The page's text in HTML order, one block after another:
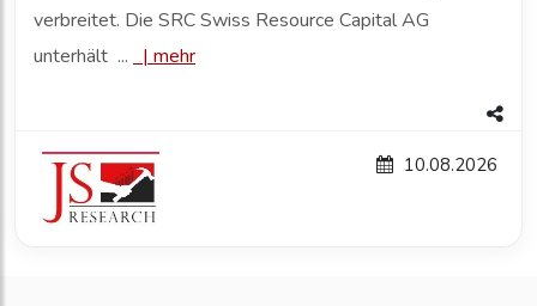
verbreitet. Die SRC Swiss Resource Capital AG
unterhält ...
| mehr
10.08.2026